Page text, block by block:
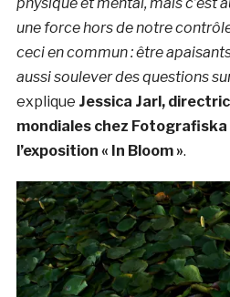
une force hors de notre
ceci en commun : être
aussi soulever des questions
explique Jessica Jarl,
mondiales chez
l’exposition « In Bloom ».